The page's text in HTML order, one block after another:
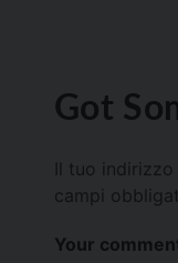
Got
Il tuo
campi
Your